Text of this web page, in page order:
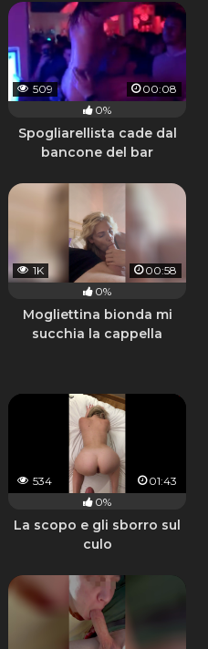
509
00:08
0%
Spogliarellista cade dal
bancone del bar
1K
00:58
0%
Mogliettina bionda mi
succhia la cappella
534
01:43
0%
La scopo e gli sborro sul
culo